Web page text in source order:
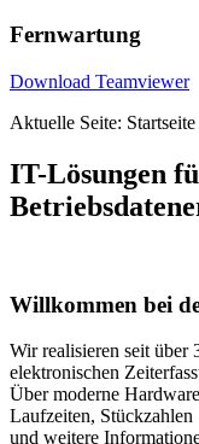
Fernwartung
Download Teamviewer
Aktuelle Seite: Startseite
IT-Lösungen
Willkommen bei
Wir realisieren seit über
elektronischen
Über moderne
Laufzeiten, Stückzahlen
und weitere